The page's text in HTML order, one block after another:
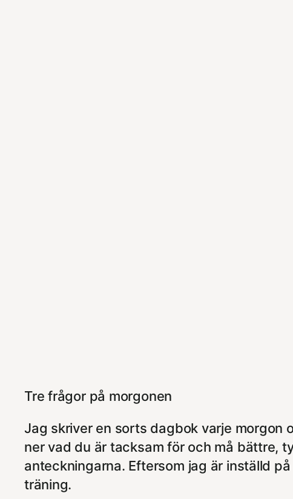
Tre frågor på morgonen
Jag skriver en sorts dagbok varje morgon
ner vad du är tacksam för och må bättre,
anteckningarna. Eftersom jag är inställd
träning.